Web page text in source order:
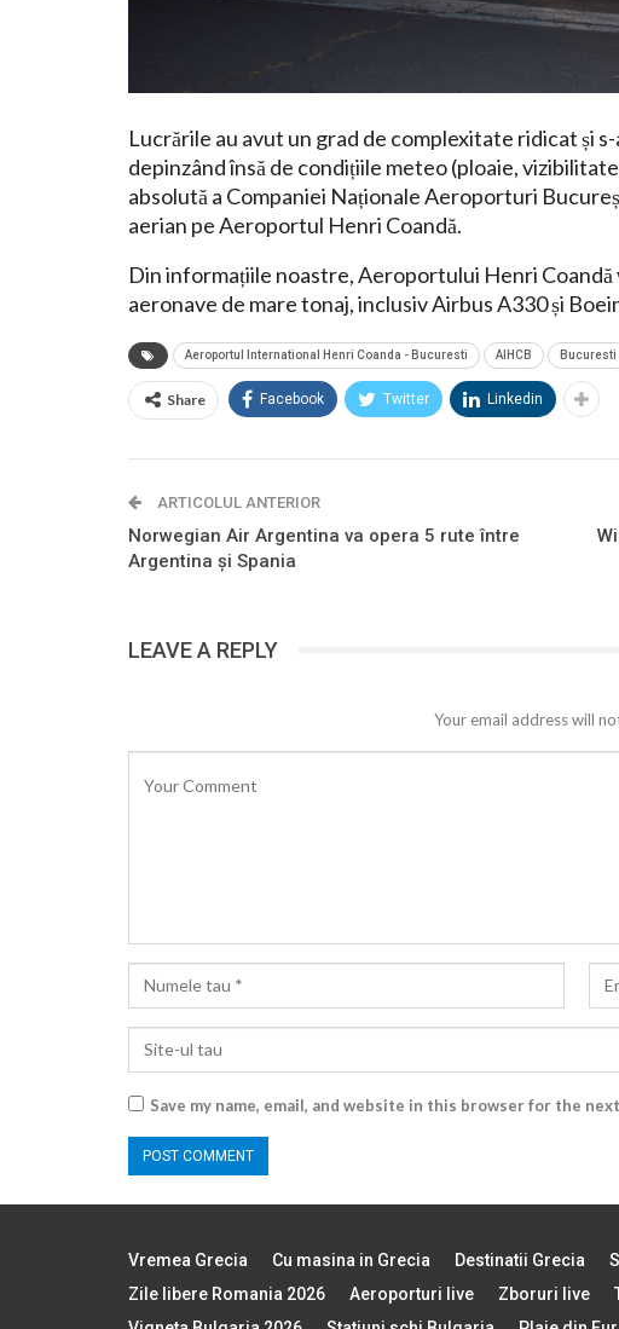
Lucrările au avut un grad de complexitate ridicat și
depinzând însă de condițiile meteo (ploaie,
absolută a Companiei Naționale Aeroporturi
aerian pe Aeroportul Henri Coandă.
Din informațiile noastre, Aeroportului Henri
aeronave de mare tonaj, inclusiv Airbus A330 și
Aeroportul International Henri Coanda - Bucuresti AIHCB Bucuresti
Share Facebook Twitter Linkedin
ARTICOLUL ANTERIOR
Norwegian Air Argentina va opera 5 rute între
Argentina și Spania
LEAVE A REPLY
Your email address will
Save my name, email, and website in this browser for the
Vremea Grecia Cu masina in Grecia Destinatii Grecia
Zile libere Romania 2026
Aeroporturi live Zboruri live